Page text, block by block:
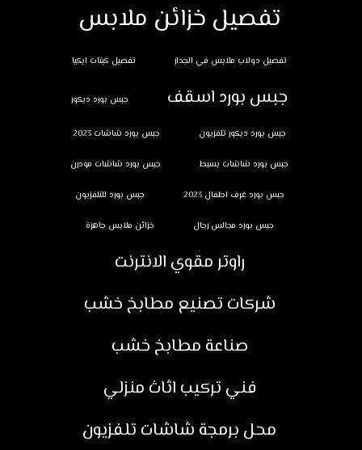
تفصيل خزائن ملابس
تفصيل دولاب ملابس في الجدار تفصيل كبتات ايكيا
جبس بورد اسقف جبس بورد ديكور
جبس بورد ديكور تلفزيون جبس بورد شاشات 2023
جبس بورد شاشات بسيط جبس بورد شاشات مودرن
جبس بورد غرف اطفال 2023 جبس بورد للتلفزيون
جبس بورد مجالس رجال خزائن ملابس جاهزة
راوتر مقوي الانترنت
شركات تصنيع مطابخ خشب
صناعة مطابخ خشب
فني تركيب اثاث منزلي
محل برمجة شاشات تلفزيون